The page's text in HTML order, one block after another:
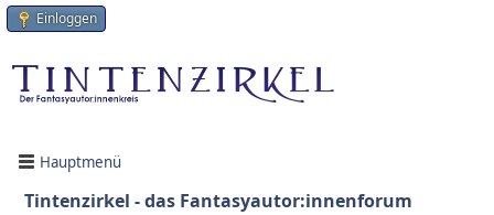
Einloggen
Hauptmenü
Tintenzirkel - das Fantasyautor:innenforum